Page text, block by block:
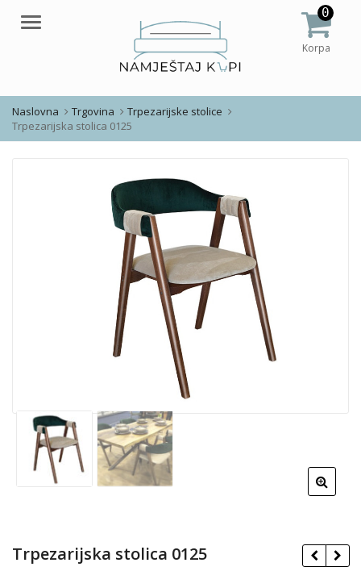
Meni
0
Korpa
Naslovna Trgovina
Trpezarijske stolice
Trpezarijska stolica 0125
Trpezarijska stolica 0125